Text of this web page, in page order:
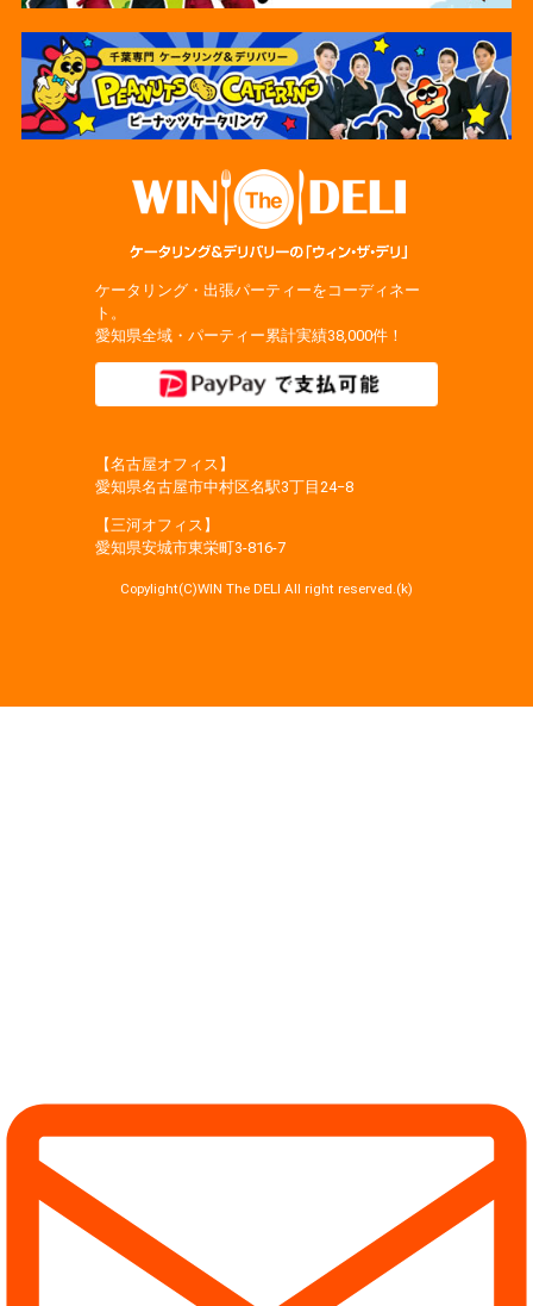
ケータリング・出張パーティーをコーディネー
ト。
愛知県全域・パーティー累計実績38,000件！
【名古屋オフィス】
愛知県名古屋市中村区名駅3丁目24−8
【三河オフィス】
愛知県安城市東栄町3‐816‐7
Copylight(C)WIN The DELI All right reserved.(k)